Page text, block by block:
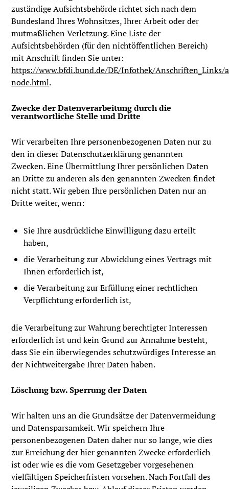
zuständige Aufsichtsbehörde richtet sich nach dem
Bundesland Ihres Wohnsitzes, Ihrer Arbeit oder der
mutmaßlichen Verletzung. Eine Liste der
Aufsichtsbehörden (für den nichtöffentlichen Bereich)
mit Anschrift finden Sie unter:
https://www.bfdi.bund.de/DE/Infothek/Anschriften_Links/
node.html.
Zwecke der Datenverarbeitung durch die
verantwortliche Stelle und Dritte
Wir verarbeiten Ihre personenbezogenen Daten nur zu
den in dieser Datenschutzerklärung genannten
Zwecken. Eine Übermittlung Ihrer persönlichen Daten
an Dritte zu anderen als den genannten Zwecken findet
nicht statt. Wir geben Ihre persönlichen Daten nur an
Dritte weiter, wenn:
Sie Ihre ausdrückliche Einwilligung dazu erteilt
haben,
die Verarbeitung zur Abwicklung eines Vertrags mit
Ihnen erforderlich ist,
die Verarbeitung zur Erfüllung einer rechtlichen
Verpflichtung erforderlich ist,
die Verarbeitung zur Wahrung berechtigter Interessen
erforderlich ist und kein Grund zur Annahme besteht,
dass Sie ein überwiegendes schutzwürdiges Interesse an
der Nichtweitergabe Ihrer Daten haben.
Löschung bzw. Sperrung der Daten
Wir halten uns an die Grundsätze der Datenvermeidung
und Datensparsamkeit. Wir speichern Ihre
personenbezogenen Daten daher nur so lange, wie dies
zur Erreichung der hier genannten Zwecke erforderlich
ist oder wie es die vom Gesetzgeber vorgesehenen
vielfältigen Speicherfristen vorsehen. Nach Fortfall des